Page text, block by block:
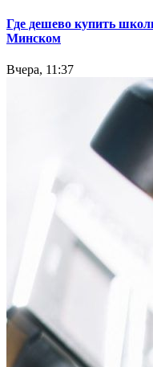
Где дешево купить
Минском
Вчера, 11:37